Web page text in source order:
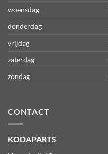
woensdag
donderdag
vrijdag
zaterdag
zondag
CONTACT
KODAPARTS